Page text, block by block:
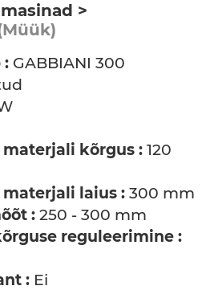
>
: GABBIANI 300
kõrgus : 120
laius : 300 mm
: 250 - 300 mm
reguleerimine :
: Ei